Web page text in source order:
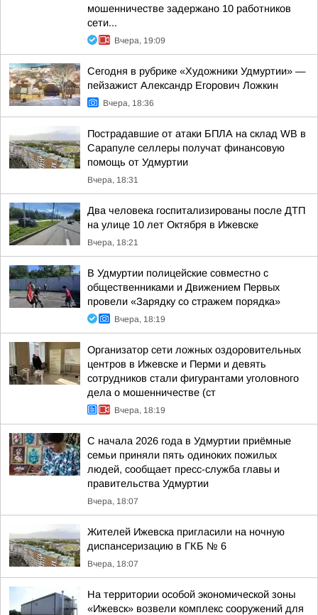
мошенничестве задержано 10 работников
сети...
Вчера, 19:09
Сегодня в рубрике «Художники Удмуртии» —
пейзажист Александр Егорович Ложкин
Вчера, 18:36
Пострадавшие от атаки БПЛА на склад WB в
Сарапуле селлеры получат финансовую
помощь от Удмуртии
Вчера, 18:31
Два человека госпитализированы после ДТП
на улице 10 лет Октября в Ижевске
Вчера, 18:21
В Удмуртии полицейские совместно с
общественниками и Движением Первых
провели «Зарядку со стражем порядка»
Вчера, 18:19
Организатор сети ложных оздоровительных
центров в Ижевске и Перми и девять
сотрудников стали фигурантами уголовного
дела о мошенничестве (ст
Вчера, 18:19
С начала 2026 года в Удмуртии приёмные
семьи приняли пять одиноких пожилых
людей, сообщает пресс-служба главы и
правительства Удмуртии
Вчера, 18:07
Жителей Ижевска пригласили на ночную
диспансеризацию в ГКБ № 6
Вчера, 18:07
На территории особой экономической зоны
«Ижевск» возвели комплекс сооружений для